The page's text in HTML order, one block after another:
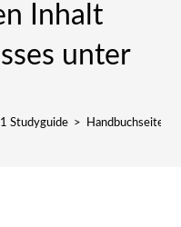
Inhalt
unter
Studyguide > Handbuchseiten